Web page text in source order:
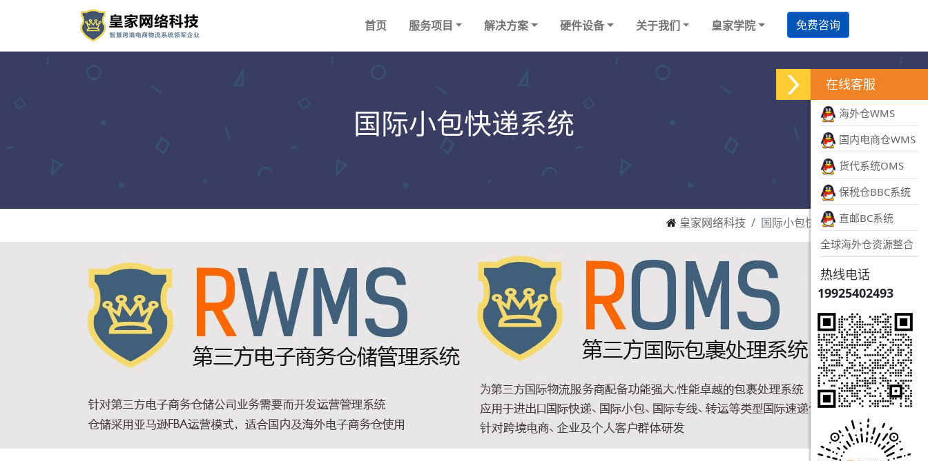
首页 服务项目 解决方案 硬件设备 关于我们 皇家学院 免费咨询
国际小包快递系统
皇家网络科技 国际小包快递系统
在线客服
海外仓WMS
国内电商仓WMS
货代系统OMS
保税仓BBC系统
直邮BC系统
全球海外仓资源整合
热线电话
19925402493